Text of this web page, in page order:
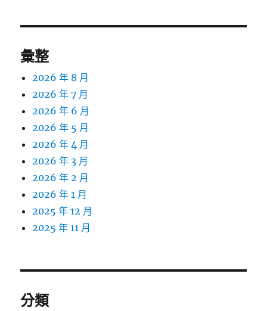
彙整
2026 年 8 月
2026 年 7 月
2026 年 6 月
2026 年 5 月
2026 年 4 月
2026 年 3 月
2026 年 2 月
2026 年 1 月
2025 年 12 月
2025 年 11 月
分類